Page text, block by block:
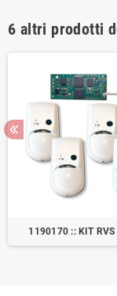
6 altri prodotti
1190170 :: KIT